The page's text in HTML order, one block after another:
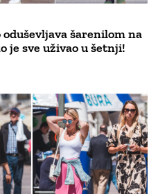
šarenilom na
je sve uživao u šetnji!